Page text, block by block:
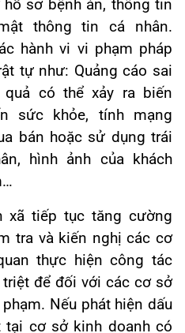
sơ bệnh án, thông tin
thông tin cá nhân.
hành vi vi phạm pháp
tự như: Quảng cáo sai
có thể xảy ra biến
sức khỏe, tính mạng
bán hoặc sử dụng trái
hình ảnh của khách
xã tiếp tục tăng cường
tra và kiến nghị các cơ
thực hiện công tác
để đối với các cơ sở
Nếu phát hiện dấu
tại cơ sở kinh doanh có